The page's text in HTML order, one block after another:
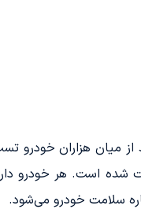
میان هزاران خودرو
شده است. هر خودرو
سلامت خودرو می‌شود.